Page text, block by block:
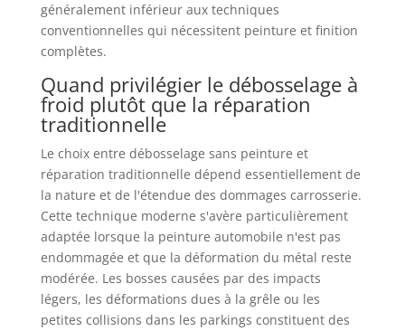
généralement inférieur aux techniques
conventionnelles qui nécessitent peinture et finition
complètes.
Quand privilégier le débosselage à
froid plutôt que la réparation
traditionnelle
Le choix entre débosselage sans peinture et
réparation traditionnelle dépend essentiellement de
la nature et de l'étendue des dommages carrosserie.
Cette technique moderne s'avère particulièrement
adaptée lorsque la peinture automobile n'est pas
endommagée et que la déformation du métal reste
modérée. Les bosses causées par des impacts
légers, les déformations dues à la grêle ou les
petites collisions dans les parkings constituent des